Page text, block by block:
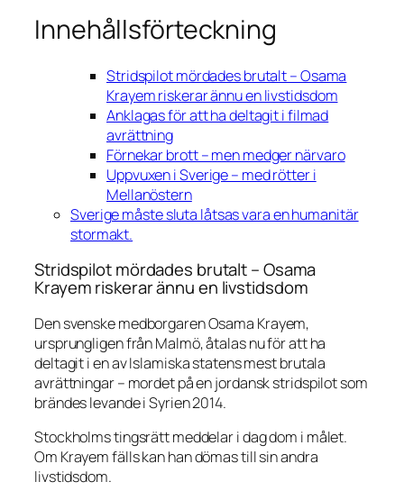
Innehållsförteckning
Stridspilot mördades brutalt – Osama
Krayem riskerar ännu en livstidsdom
Anklagas för att ha deltagit i filmad
avrättning
Förnekar brott – men medger närvaro
Uppvuxen i Sverige – med rötter i
Mellanöstern
Sverige måste sluta låtsas vara en humanitär
stormakt.
Stridspilot mördades brutalt – Osama
Krayem riskerar ännu en livstidsdom
Den svenske medborgaren Osama Krayem,
ursprungligen från Malmö, åtalas nu för att ha
deltagit i en av Islamiska statens mest brutala
avrättningar – mordet på en jordansk stridspilot som
brändes levande i Syrien 2014.
Stockholms tingsrätt meddelar i dag dom i målet.
Om Krayem fälls kan han dömas till sin andra
livstidsdom.